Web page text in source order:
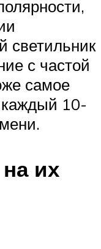
светильник
с частой
самое
10-
их